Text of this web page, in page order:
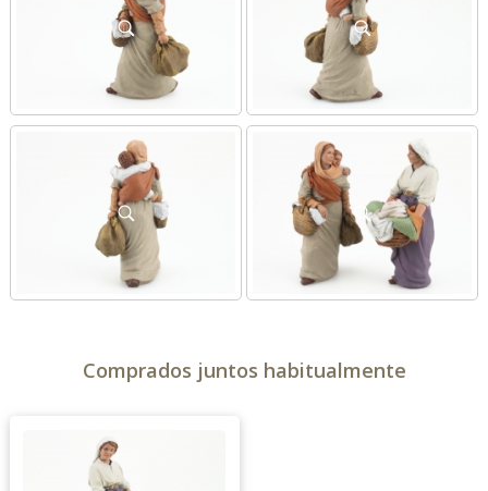
Comprados juntos habitualmente